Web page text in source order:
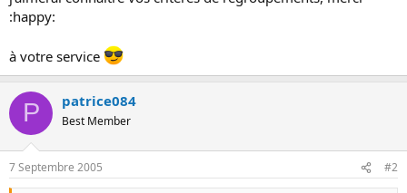
s
i
o
n
:happy:
à votre service
P patrice084
Best Member
7 Septembre 2005 #2